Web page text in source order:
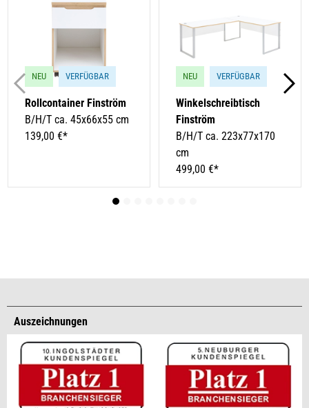
NEU VERFÜGBAR
Rollcontainer Finström
B/H/T ca. 45x66x55 cm
139,00 €*
NEU VERFÜGBAR
Winkelschreibtisch
Finström
B/H/T ca. 223x77x170
cm
499,00 €*
Auszeichnungen